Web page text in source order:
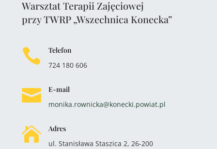
Warsztat Terapii Zajęciowej
przy TWRP „Wszechnica Konecka”

Telefon
724 180 606

E-mail
monika.rownicka@konecki.powiat.pl

Adres
ul. Stanisława Staszica 2, 26-200